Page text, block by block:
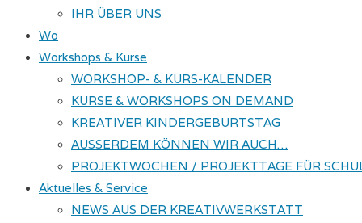
IHR ÜBER UNS
Wo
Workshops & Kurse
WORKSHOP- & KURS-KALENDER
KURSE & WORKSHOPS ON DEMAND
KREATIVER KINDERGEBURTSTAG
AUSSERDEM KÖNNEN WIR AUCH…
PROJEKTWOCHEN / PROJEKTTAGE FÜR
Aktuelles & Service
NEWS AUS DER KREATIVWERKSTATT